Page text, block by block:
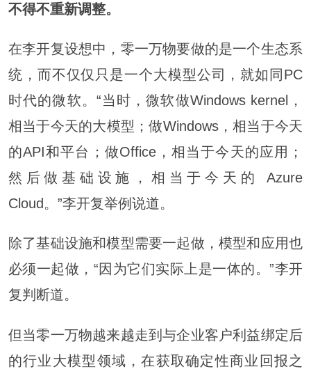
不得不重新调整。
在李开复设想中，零一万物要做的是一个生态系
统，而不仅仅只是一个大模型公司，就如同PC
时代的微软。“当时，微软做Windows kernel，
相当于今天的大模型；做Windows，相当于今天
的API和平台；做Office，相当于今天的应用；
然后做基础设施，相当于今天的 Azure
Cloud。”李开复举例说道。
除了基础设施和模型需要一起做，模型和应用也
必须一起做，“因为它们实际上是一体的。”李开
复判断道。
但当零一万物越来越走到与企业客户利益绑定后
的行业大模型领域，在获取确定性商业回报之